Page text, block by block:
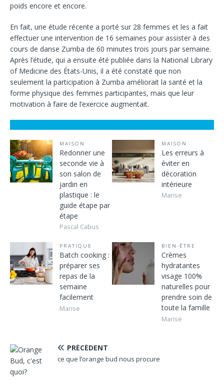
poids encore et encore.
En fait, une étude récente a porté sur 28 femmes et les a fait
effectuer une intervention de 16 semaines pour assister à des
cours de danse Zumba de 60 minutes trois jours par semaine.
Après l’étude, qui a ensuite été publiée dans la National Library
of Medicine des États-Unis, il a été constaté que non
seulement la participation à Zumba améliorait la santé et la
forme physique des femmes participantes, mais que leur
motivation à faire de l’exercice augmentait.
MAISON
Redonner une
seconde vie à
son salon de
jardin en
plastique : le
guide étape par
étape
Pascal Cabus
MAISON
Les erreurs à
éviter en
décoration
intérieure
Marise
PRATIQUE
Batch cooking :
préparer ses
repas de la
semaine
facilement
Marise
BIEN-ÊTRE
Crèmes
hydratantes
visage 100%
naturelles pour
prendre soin de
toute la famille
Marise
PRÉCÉDENT
ce que l’orange bud nous procure